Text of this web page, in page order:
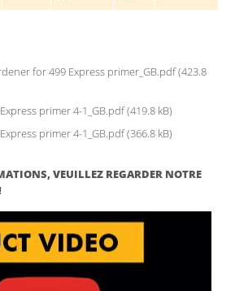
for 499 Express primer_GB.pdf(423.8
primer 4-1_GB.pdf(419.8 kB)
primer 4-1_GB.pdf(366.8 kB)
VEUILLEZ REGARDER NOTRE